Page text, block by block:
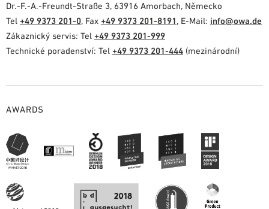
Dr.-F.-A.-Freundt-Straße 3, 63916 Amorbach, Německo
Tel +49 9373 201-0, Fax +49 9373 201-8191, E-Mail: info@owa.de
Zákaznický servis: Tel +49 9373 201-999
Technické poradenství: Tel +49 9373 201-444 (mezinárodní)
AWARDS